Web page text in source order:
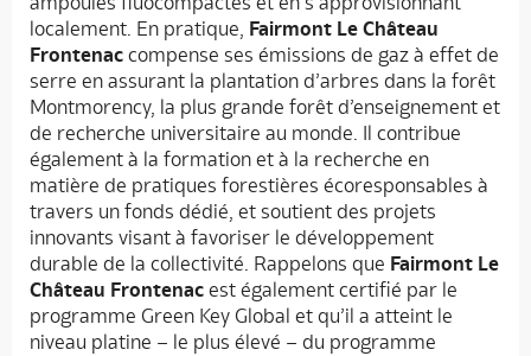
localement. En pratique, Fairmont Le Château
Frontenac compense ses émissions de gaz à effet de
serre en assurant la plantation d’arbres dans la forêt
Montmorency, la plus grande forêt d’enseignement et
de recherche universitaire au monde. Il contribue
également à la formation et à la recherche en
matière de pratiques forestières écoresponsables à
travers un fonds dédié, et soutient des projets
innovants visant à favoriser le développement
durable de la collectivité. Rappelons que Fairmont Le
Château Frontenac est également certifié par le
programme Green Key Global et qu’il a atteint le
niveau platine – le plus élevé – du programme